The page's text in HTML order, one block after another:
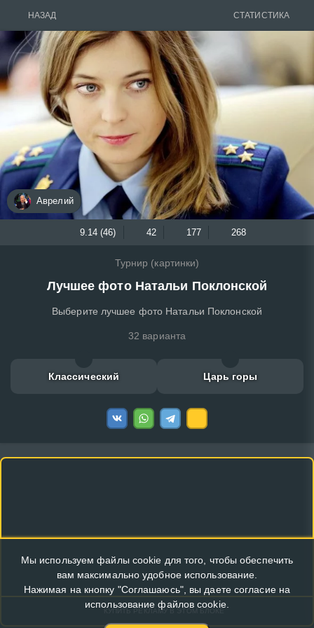
НАЗАД СТАТИСТИКА
Аврелий
9.14 (46) 42 177 268
Турнир (картинки)
Лучшее фото Натальи Поклонской
Выберите лучшее фото Натальи Поклонской
32 варианта
Классический Царь горы
КУПИТЬ РЕКЛАМУ В ЭТОМ БЛОКЕ
Мы используем файлы cookie для того, чтобы обеспечить
вам максимально удобное использование.
Нажимая на кнопку "Соглашаюсь", вы даете согласие на
использование файлов cookie.